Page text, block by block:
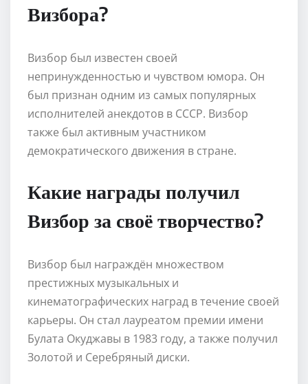
Визбора?
Визбор был известен своей
непринужденностью и чувством юмора. Он
был признан одним из самых популярных
исполнителей анекдотов в СССР. Визбор
также был активным участником
демократического движения в стране.
Какие награды получил
Визбор за своё творчество?
Визбор был награждён множеством
престижных музыкальных и
кинематографических наград в течение своей
карьеры. Он стал лауреатом премии имени
Булата Окуджавы в 1983 году, а также получил
Золотой и Серебряный диски.